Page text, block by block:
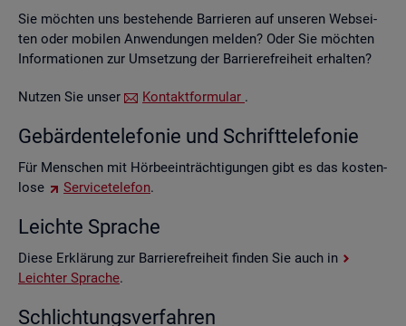
Sie möch­ten uns be­stehen­de Bar­rie­ren auf un­se­ren Web­sei­
ten oder mo­bi­len An­wen­dun­gen mel­den? Oder Sie möch­ten
In­for­ma­tio­nen zur Um­set­zung der Bar­rie­re­frei­heit er­hal­ten?
Nut­zen Sie unser Kon­takt­for­mu­lar .
Ge­bär­den­te­le­fo­nie und Schrift­te­le­fo­nie
Für Men­schen mit Hör­be­ein­träch­ti­gun­gen gibt es das kos­ten­
lo­se
Ser­vice­te­le­fon.
Leich­te Spra­che
Diese Er­klä­rung zur Bar­rie­re­frei­heit fin­den Sie auch in
Leich­ter Spra­che.
Schlich­tungs­ver­fah­ren